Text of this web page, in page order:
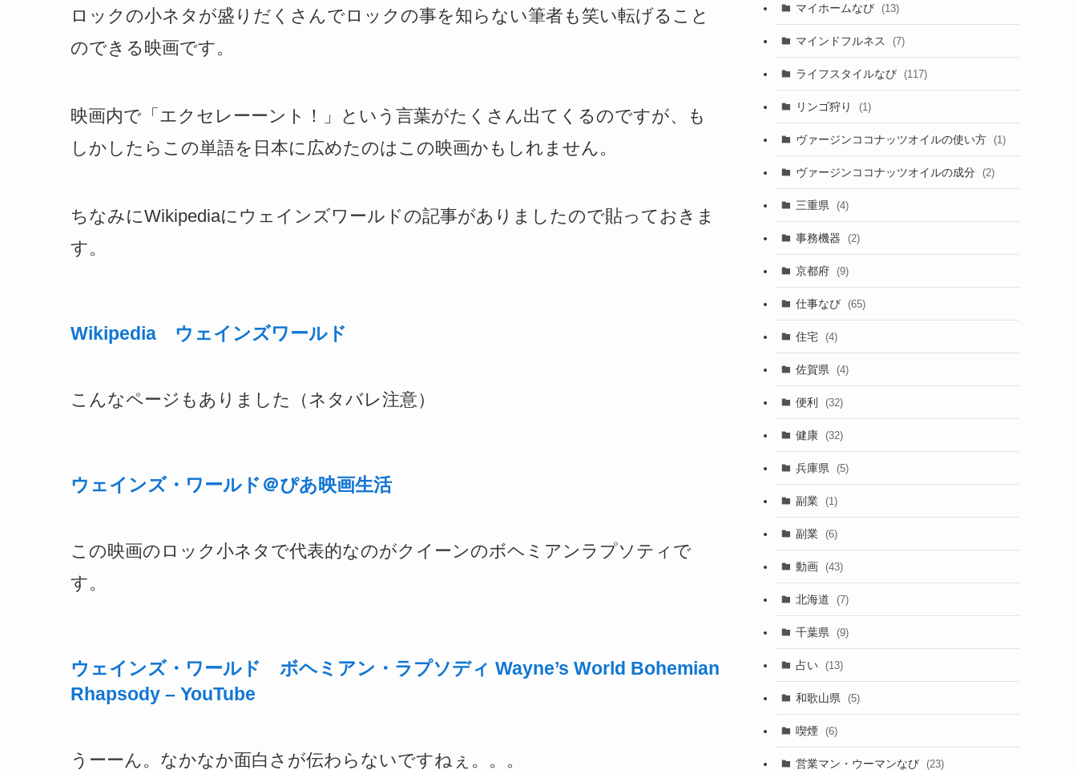
ロックの小ネタが盛りだくさんでロックの事を知らない筆者も笑い転げること
のできる映画です。
映画内で「エクセレーーント！」という言葉がたくさん出てくるのですが、も
しかしたらこの単語を日本に広めたのはこの映画かもしれません。
ちなみにWikipediaにウェインズワールドの記事がありましたので貼っておきま
す。
Wikipedia ウェインズワールド
こんなページもありました（ネタバレ注意）
ウェインズ・ワールド＠ぴあ映画生活
この映画のロック小ネタで代表的なのがクイーンのボヘミアンラプソティで
す。
ウェインズ・ワールド ボヘミアン・ラプソディ Wayne’s World Bohemian
Rhapsody – YouTube
うーーん。なかなか面白さが伝わらないですねぇ。。。
マイホームなび (13)
マインドフルネス (7)
ライフスタイルなび (117)
リンゴ狩り (1)
ヴァージンココナッツオイルの使い方 (1)
ヴァージンココナッツオイルの成分 (2)
三重県 (4)
事務機器 (2)
京都府 (9)
仕事なび (65)
住宅 (4)
佐賀県 (4)
便利 (32)
健康 (32)
兵庫県 (5)
副業 (1)
副業 (6)
動画 (43)
北海道 (7)
千葉県 (9)
占い (13)
和歌山県 (5)
喫煙 (6)
営業マン・ウーマンなび (23)